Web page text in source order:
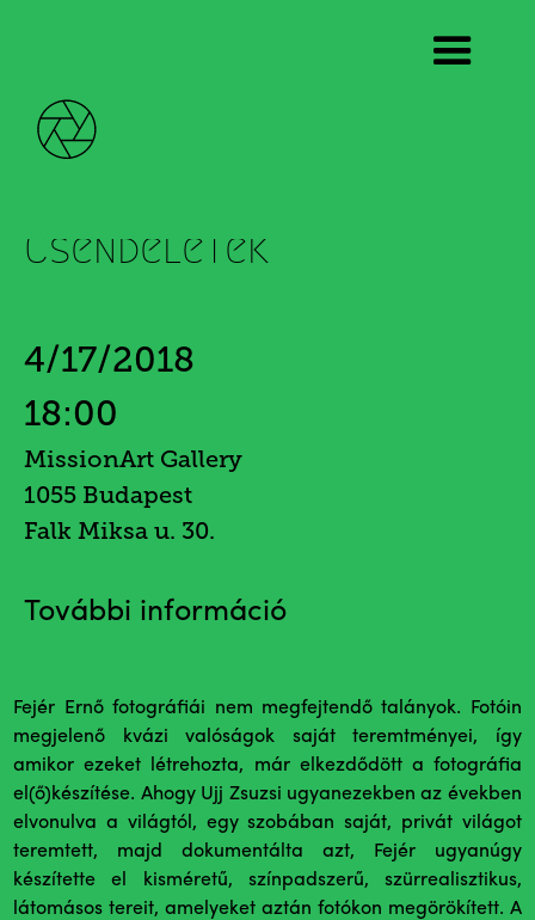
Csendéletek
4/17/2018
18:00
MissionArt Gallery
1055 Budapest
Falk Miksa u. 30.
További információ
Fejér Ernő fotográfiái nem megfejtendő talányok. Fotóin
megjelenő kvázi valóságok saját teremtményei, így
amikor ezeket létrehozta, már elkezdődött a fotográfia
el(ő)készítése. Ahogy Ujj Zsuzsi ugyanezekben az években
elvonulva a világtól, egy szobában saját, privát világot
teremtett, majd dokumentálta azt, Fejér ugyanúgy
készítette el kisméretű, színpadszerű, szürrealisztikus,
látomásos tereit, amelyeket aztán fotókon megörökített. A